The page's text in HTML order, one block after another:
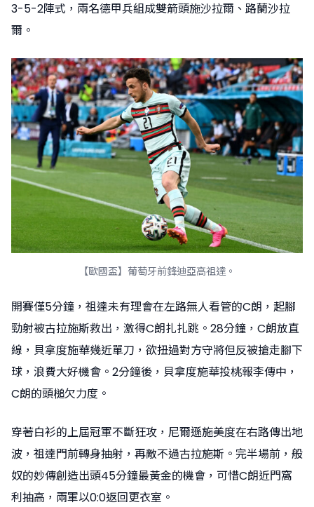
3-5-2陣式，兩名德甲兵組成雙箭頭施沙拉爾、路蘭沙拉
爾。
【歐國盃】葡萄牙前鋒迪亞高祖達。
開賽僅5分鐘，祖達未有理會在左路無人看管的C朗，起腳
勁射被古拉施斯救出，激得C朗扎扎跳。28分鐘，C朗放直
線，貝拿度施華幾近單刀，欲扭過對方守將但反被搶走腳下
球，浪費大好機會。2分鐘後，貝拿度施華投桃報李傳中，
C朗的頭槌欠力度。
穿著白衫的上屆冠軍不斷狂攻，尼爾遜施美度在右路傳出地
波，祖達門前轉身抽射，再敵不過古拉施斯。完半場前，般
奴的妙傳創造出頭45分鐘最黃金的機會，可惜C朗近門窩
利抽高，兩軍以0:0返回更衣室。